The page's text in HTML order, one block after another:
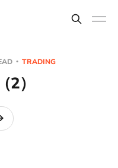
TRADING
2）